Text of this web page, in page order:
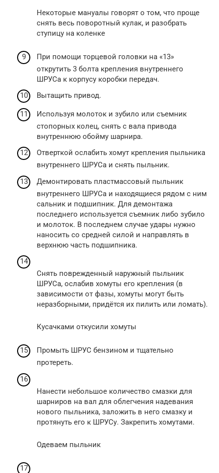
Некоторые мануалы говорят о том, что проще
снять весь поворотный кулак, и разобрать
ступицу на коленке
При помощи торцевой головки на «13»
открутить 3 болта крепления внутреннего
ШРУСа к корпусу коробки передач.
Вытащить привод.
Используя молоток и зубило или съемник
стопорных колец, снять с вала привода
внутреннюю обойму шарнира.
Отверткой ослабить хомут крепления пыльника
внутреннего ШРУСа и снять пыльник.
Демонтировать пластмассовый пыльник
внутреннего ШРУСа и находящиеся рядом с ним
сальник и подшипник. Для демонтажа
последнего используется съемник либо зубило
и молоток. В последнем случае удары нужно
наносить со средней силой и направлять в
верхнюю часть подшипника.
Снять поврежденный наружный пыльник
ШРУСа, ослабив хомуты его крепления (в
зависимости от фазы, хомуты могут быть
неразборными, придётся их пилить или ломать).
Кусачками откусили хомуты
Промыть ШРУС бензином и тщательно
протереть.
Нанести небольшое количество смазки для
шарниров на вал для облегчения надевания
нового пыльника, заложить в него смазку и
протянуть его к ШРУСу. Закрепить хомутами.
Одеваем пыльник